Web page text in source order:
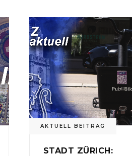
AKTUELL BEITRAG
STADT ZÜRICH: